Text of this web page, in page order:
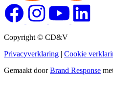
Copyright © CD&V
Privacyverklaring | Cookie
Gemaakt doorBrand Response